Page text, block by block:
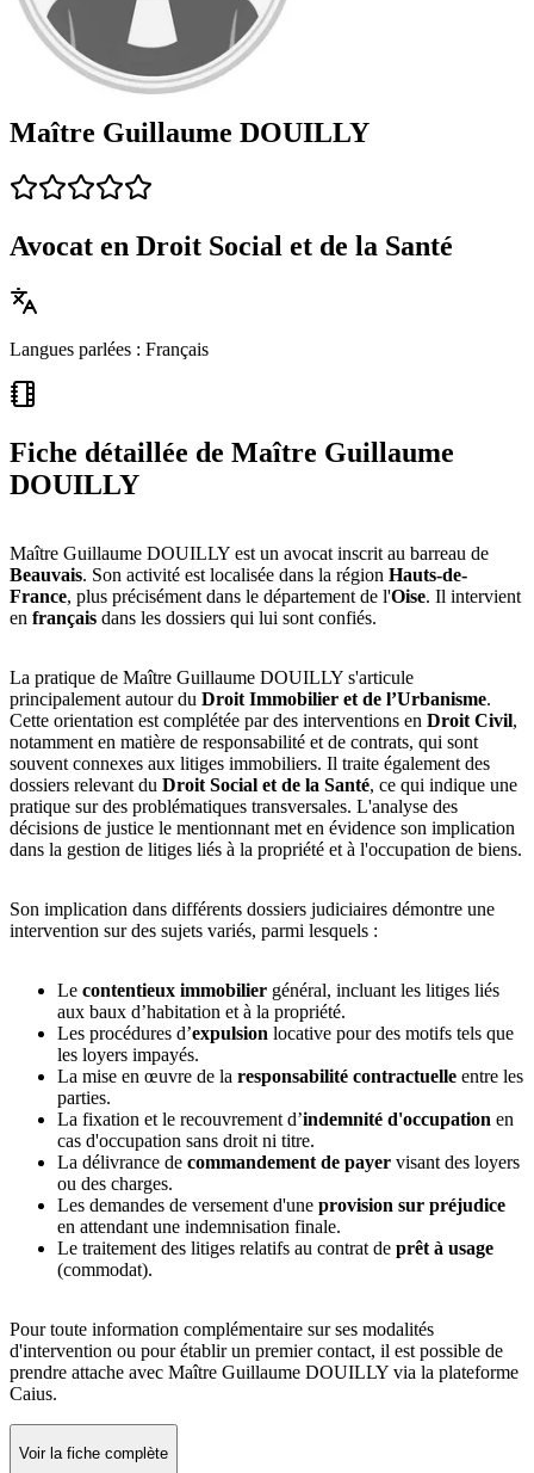
Maître Guillaume DOUILLY
Avocat en Droit Social et de la Santé
Langues parlées : Français
Fiche détaillée de Maître Guillaume
DOUILLY
Maître Guillaume DOUILLY est un avocat inscrit au barreau de
Beauvais. Son activité est localisée dans la région Hauts-de-
France, plus précisément dans le département de l'Oise. Il intervient
en français dans les dossiers qui lui sont confiés.
La pratique de Maître Guillaume DOUILLY s'articule
principalement autour du Droit Immobilier et de l’Urbanisme.
Cette orientation est complétée par des interventions en Droit Civil,
notamment en matière de responsabilité et de contrats, qui sont
souvent connexes aux litiges immobiliers. Il traite également des
dossiers relevant du Droit Social et de la Santé, ce qui indique une
pratique sur des problématiques transversales. L'analyse des
décisions de justice le mentionnant met en évidence son implication
dans la gestion de litiges liés à la propriété et à l'occupation de biens.
Son implication dans différents dossiers judiciaires démontre une
intervention sur des sujets variés, parmi lesquels :
Le contentieux immobilier général, incluant les litiges liés
aux baux d’habitation et à la propriété.
Les procédures d’expulsion locative pour des motifs tels que
les loyers impayés.
La mise en œuvre de la responsabilité contractuelle entre les
parties.
La fixation et le recouvrement d’indemnité d'occupation en
cas d'occupation sans droit ni titre.
La délivrance de commandement de payer visant des loyers
ou des charges.
Les demandes de versement d'une provision sur préjudice
en attendant une indemnisation finale.
Le traitement des litiges relatifs au contrat de prêt à usage
(commodat).
Pour toute information complémentaire sur ses modalités
d'intervention ou pour établir un premier contact, il est possible de
prendre attache avec Maître Guillaume DOUILLY via la plateforme
Caius.
Voir la fiche complète